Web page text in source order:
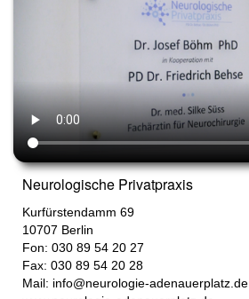
Neurologische Privatpraxis
Kurfürstendamm 69
10707 Berlin
Fon: 030 89 54 20 27
Fax: 030 89 54 20 28
Mail: info@neurologie-adenauerplatz.de